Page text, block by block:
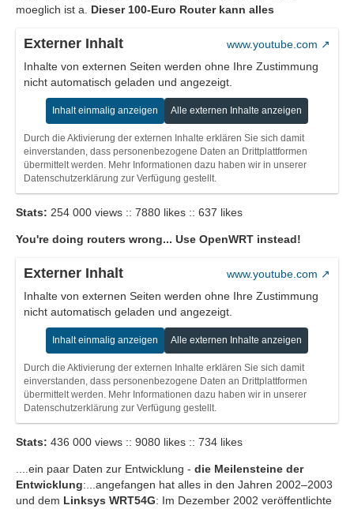
moeglich ist a. Dieser 100-Euro Router kann alles
Externer Inhalt
www.youtube.com
Inhalte von externen Seiten werden ohne Ihre Zustimmung
nicht automatisch geladen und angezeigt.
Inhalt einmalig anzeigen Alle externen Inhalte anzeigen
Durch die Aktivierung der externen Inhalte erklären Sie sich damit
einverstanden, dass personenbezogene Daten an Drittplattformen
übermittelt werden. Mehr Informationen dazu haben wir in unserer
Datenschutzerklärung zur Verfügung gestellt.
Stats: 254 000 views :: 7880 likes :: 637 likes
You're doing routers wrong... Use OpenWRT instead!
Externer Inhalt
www.youtube.com
Inhalte von externen Seiten werden ohne Ihre Zustimmung
nicht automatisch geladen und angezeigt.
Inhalt einmalig anzeigen Alle externen Inhalte anzeigen
Durch die Aktivierung der externen Inhalte erklären Sie sich damit
einverstanden, dass personenbezogene Daten an Drittplattformen
übermittelt werden. Mehr Informationen dazu haben wir in unserer
Datenschutzerklärung zur Verfügung gestellt.
Stats: 436 000 views :: 9080 likes :: 734 likes
....ein paar Daten zur Entwicklung - die Meilensteine der
Entwicklung:...angefangen hat alles in den Jahren 2002–2003
und dem Linksys WRT54G: Im Dezember 2002 veröffentlichte